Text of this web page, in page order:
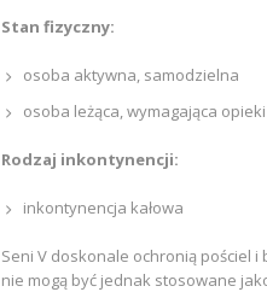
Stan fizyczny:
osoba aktywna, samodzielna
osoba leżąca, wymagająca opieki
Rodzaj inkontynencji:
inkontynencja kałowa
Seni V doskonale ochronią pościel
nie mogą być jednak stosowane